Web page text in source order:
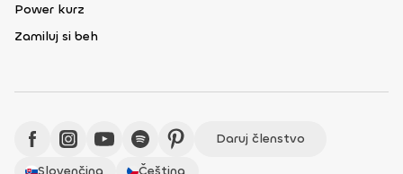
Power kurz
Zamiluj si beh
Daruj členstvo